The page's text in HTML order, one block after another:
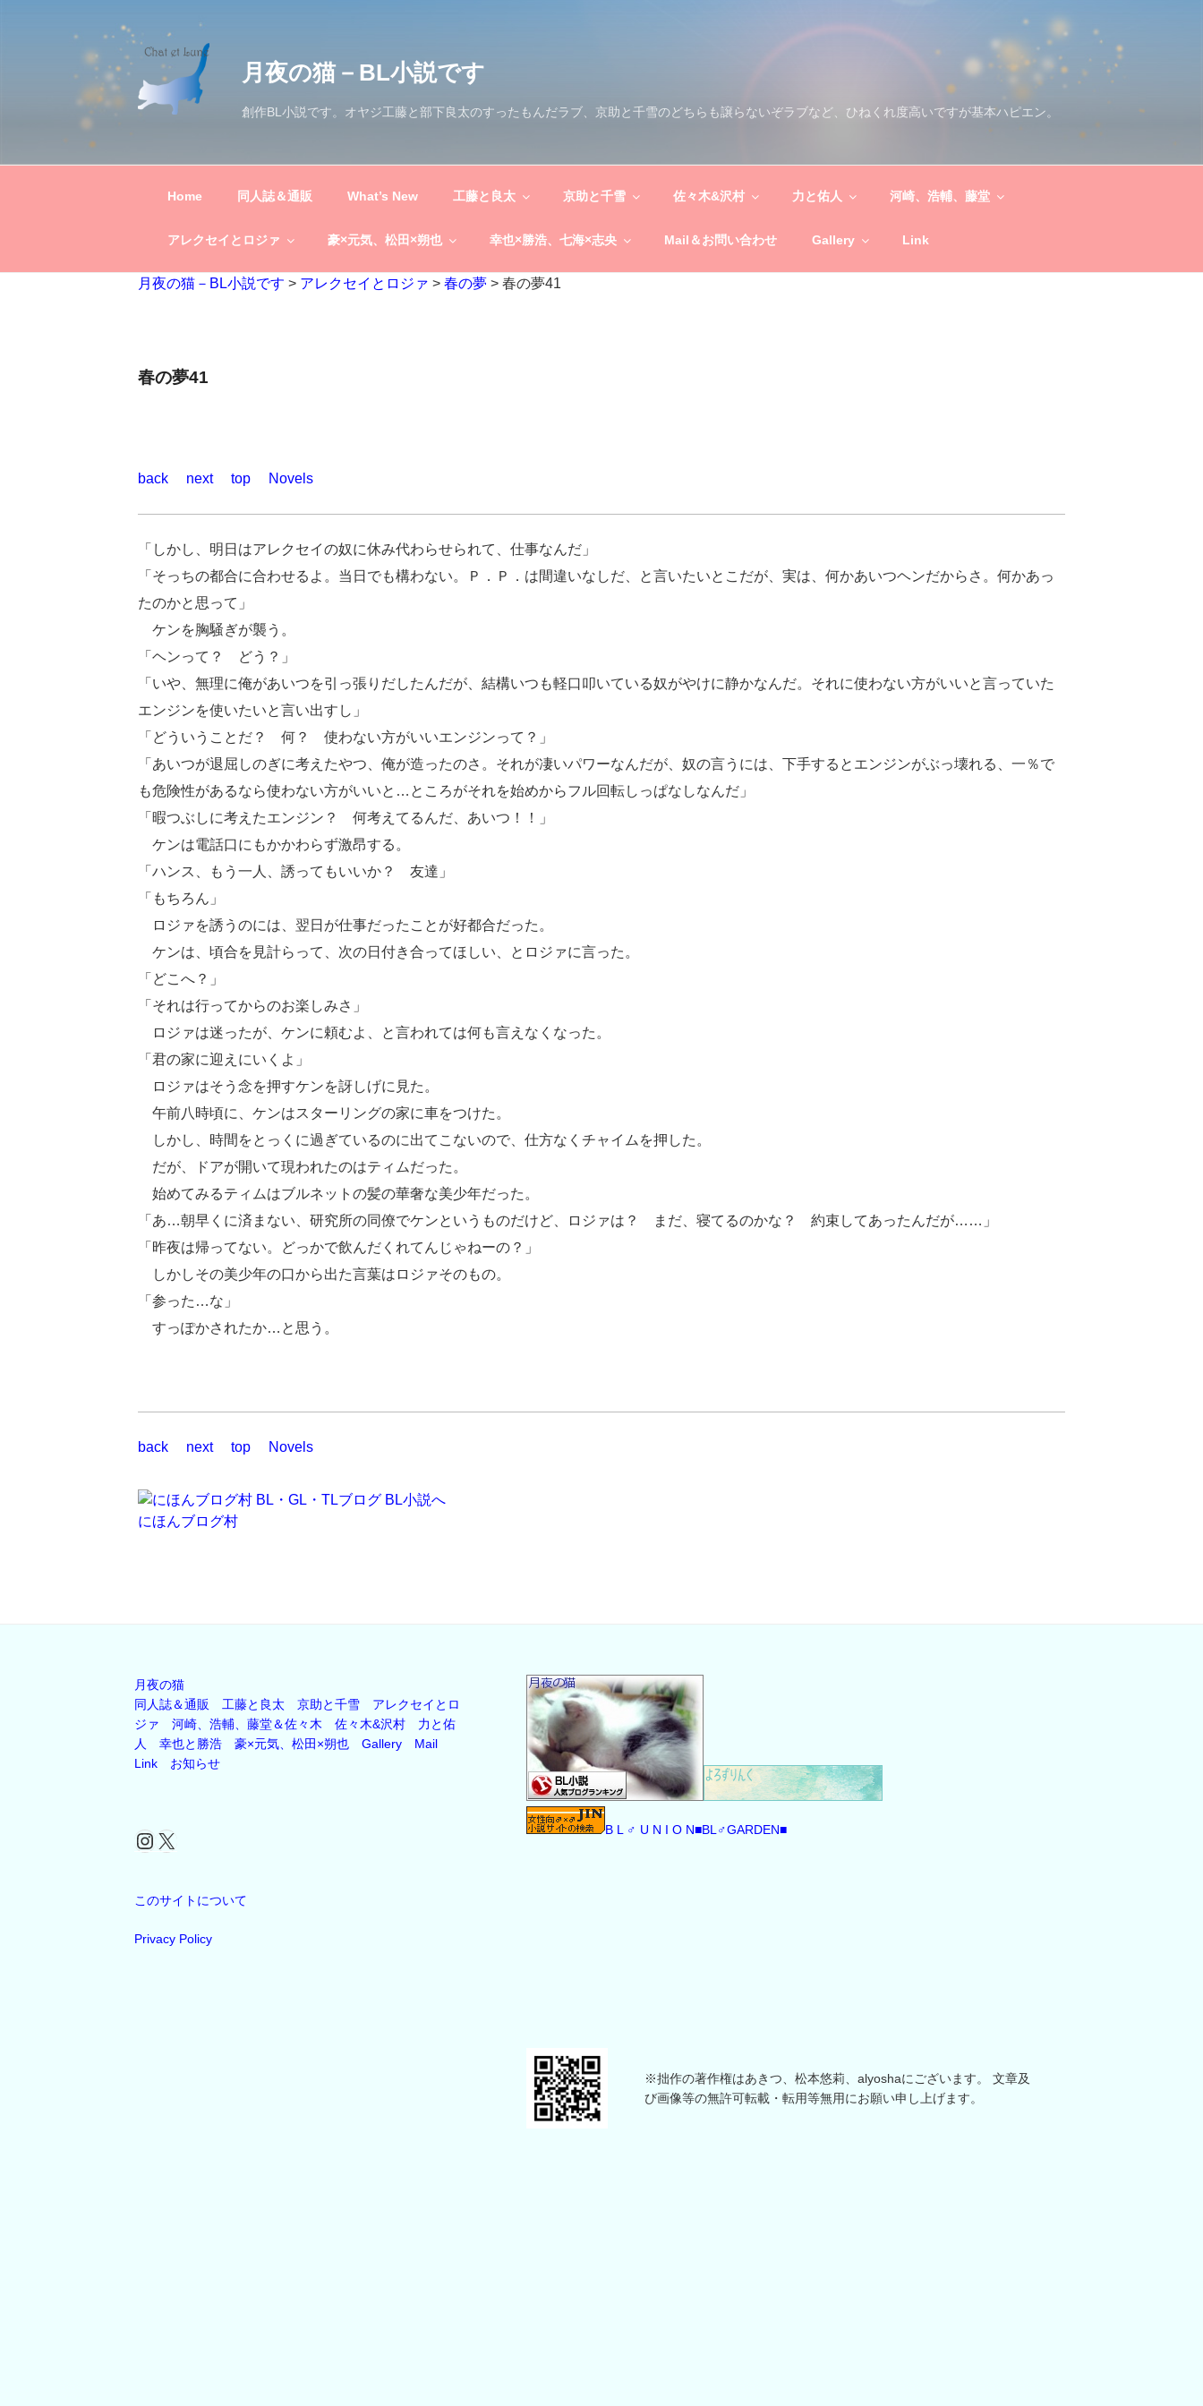
月夜の猫－BL小説です
創作BL小説です。オヤジ工藤と部下良太のすったもんだラブ、京助と千雪のどちらも譲らないぞラブなど、ひねくれ度高いですが基本ハピエン。
Home 同人誌＆通販 What’s New 工藤と良太 京助と千雪 佐々木&沢村 力と佑人 河崎、浩輔、藤堂
アレクセイとロジァ 豪×元気、松田×朔也 幸也×勝浩、七海×志央 Mail＆お問い合わせ Gallery Link
月夜の猫－BL小説です > アレクセイとロジァ > 春の夢 > 春の夢41
春の夢41
back next top Novels
「しかし、明日はアレクセイの奴に休み代わらせられて、仕事なんだ」
「そっちの都合に合わせるよ。当日でも構わない。Ｐ．Ｐ．は間違いなしだ、と言いたいとこだが、実は、何かあいつヘンだからさ。何かあっ
たのかと思って」
ケンを胸騒ぎが襲う。
「ヘンって？ どう？」
「いや、無理に俺があいつを引っ張りだしたんだが、結構いつも軽口叩いている奴がやけに静かなんだ。それに使わない方がいいと言っていた
エンジンを使いたいと言い出すし」
「どういうことだ？ 何？ 使わない方がいいエンジンって？」
「あいつが退屈しのぎに考えたやつ、俺が造ったのさ。それが凄いパワーなんだが、奴の言うには、下手するとエンジンがぶっ壊れる、一％で
も危険性があるなら使わない方がいいと…ところがそれを始めからフル回転しっぱなしなんだ」
「暇つぶしに考えたエンジン？ 何考えてるんだ、あいつ！！」
ケンは電話口にもかかわらず激昂する。
「ハンス、もう一人、誘ってもいいか？ 友達」
「もちろん」
ロジァを誘うのには、翌日が仕事だったことが好都合だった。
ケンは、頃合を見計らって、次の日付き合ってほしい、とロジァに言った。
「どこへ？」
「それは行ってからのお楽しみさ」
ロジァは迷ったが、ケンに頼むよ、と言われては何も言えなくなった。
「君の家に迎えにいくよ」
ロジァはそう念を押すケンを訝しげに見た。
午前八時頃に、ケンはスターリングの家に車をつけた。
しかし、時間をとっくに過ぎているのに出てこないので、仕方なくチャイムを押した。
だが、ドアが開いて現われたのはティムだった。
始めてみるティムはブルネットの髪の華奢な美少年だった。
「あ…朝早くに済まない、研究所の同僚でケンというものだけど、ロジァは？ まだ、寝てるのかな？ 約束してあったんだが……」
「昨夜は帰ってない。どっかで飲んだくれてんじゃねーの？」
しかしその美少年の口から出た言葉はロジァそのもの。
「参った…な」
すっぽかされたか…と思う。
back next top Novels
にほんブログ村
月夜の猫
同人誌＆通販
工藤と良太 京助と千雪
アレクセイとロ
ジァ
河崎、浩輔、藤堂＆佐々木 佐々木&沢村
力と佑
人
幸也と勝浩 豪×元気、松田×朔也 Gallery
Mail
Link
お知らせ
Instagram
X
このサイトについて
Privacy Policy
B L ♂ U N I O N■BL♂GARDEN■
※拙作の著作権はあきつ、松本悠莉、alyoshaにございます。 文章及
び画像等の無許可転載・転用等無用にお願い申し上げます。